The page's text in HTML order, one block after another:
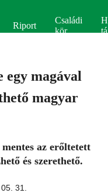
Riport
Családi
kör
egy magával
magyar
az erőltetett
és szerethető.
31.